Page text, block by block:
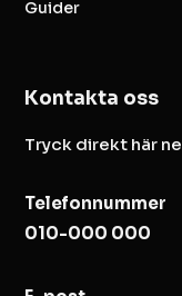
Guider
Kontakta oss
Tryck direkt här
Telefonnummer
010-000 000